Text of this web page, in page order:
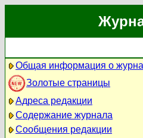
Общая информация о
Золотые страницы
Адреса редакции
Содержание журнала
Сообщения редакции